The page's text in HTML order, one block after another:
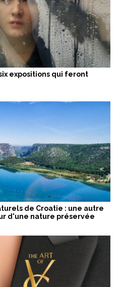
expositions qui feront
de Croatie : une autre
d'une nature préservée